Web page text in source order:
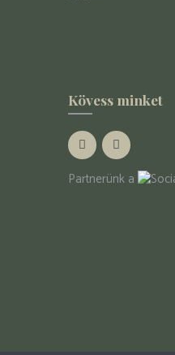
Kövess minket
Partnerünk a